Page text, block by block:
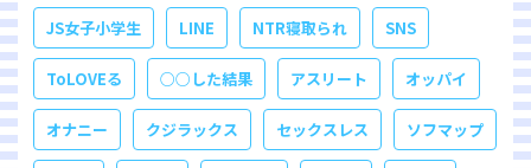
JS女子小学生 LINE NTR寝取られ SNS
ToLOVEる ○○した結果 アスリート オッパイ
オナニー クジラックス セックスレス ソフマップ